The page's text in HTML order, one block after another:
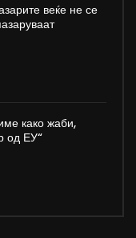
веќе не се
како жаби,
од ЕУ“